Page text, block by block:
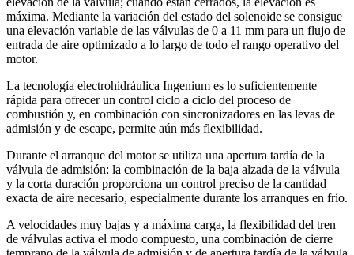
máxima. Mediante la variación del estado del solenoide se consigue
una elevación variable de las válvulas de 0 a 11 mm para un flujo de
entrada de aire optimizado a lo largo de todo el rango operativo del
motor.
La tecnología electrohidráulica Ingenium es lo suficientemente
rápida para ofrecer un control ciclo a ciclo del proceso de
combustión y, en combinación con sincronizadores en las levas de
admisión y de escape, permite aún más flexibilidad.
Durante el arranque del motor se utiliza una apertura tardía de la
válvula de admisión: la combinación de la baja alzada de la válvula
y la corta duración proporciona un control preciso de la cantidad
exacta de aire necesario, especialmente durante los arranques en frío.
A velocidades muy bajas y a máxima carga, la flexibilidad del tren
de válvulas activa el modo compuesto, una combinación de cierre